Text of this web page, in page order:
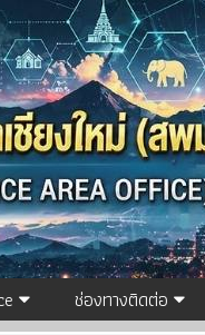
ช่องทางติดต่อ